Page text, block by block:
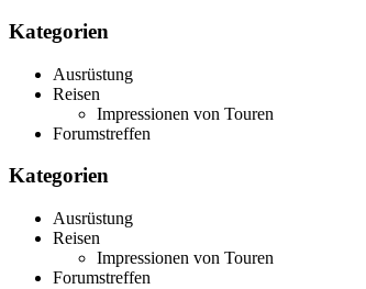
Kategorien
Ausrüstung
Reisen
Impressionen von Touren
Forumstreffen
Kategorien
Ausrüstung
Reisen
Impressionen von Touren
Forumstreffen